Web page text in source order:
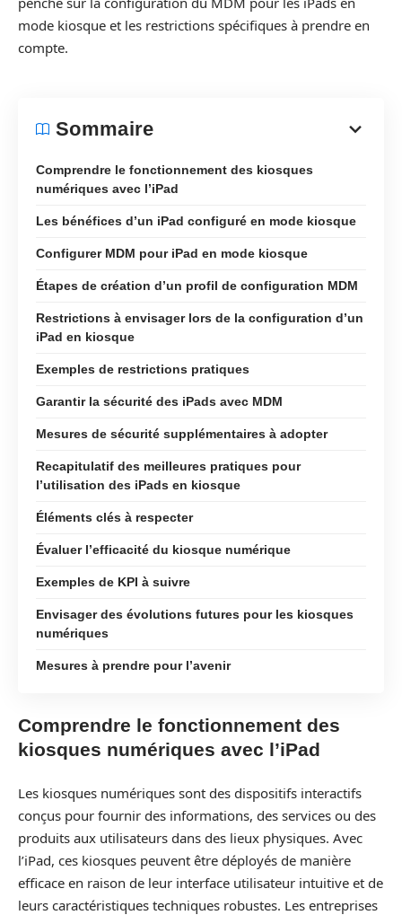
mode kiosque et les restrictions spécifiques à prendre en
compte.
Sommaire
Comprendre le fonctionnement des kiosques
numériques avec l’iPad
Les bénéfices d’un iPad configuré en mode kiosque
Configurer MDM pour iPad en mode kiosque
Étapes de création d’un profil de configuration MDM
Restrictions à envisager lors de la configuration d’un
iPad en kiosque
Exemples de restrictions pratiques
Garantir la sécurité des iPads avec MDM
Mesures de sécurité supplémentaires à adopter
Recapitulatif des meilleures pratiques pour
l’utilisation des iPads en kiosque
Éléments clés à respecter
Évaluer l’efficacité du kiosque numérique
Exemples de KPI à suivre
Envisager des évolutions futures pour les kiosques
numériques
Mesures à prendre pour l’avenir
Comprendre le fonctionnement des
kiosques numériques avec l’iPad
Les kiosques numériques sont des dispositifs interactifs
conçus pour fournir des informations, des services ou des
produits aux utilisateurs dans des lieux physiques. Avec
l’iPad, ces kiosques peuvent être déployés de manière
efficace en raison de leur interface utilisateur intuitive et de
leurs caractéristiques techniques robustes. Les entreprises